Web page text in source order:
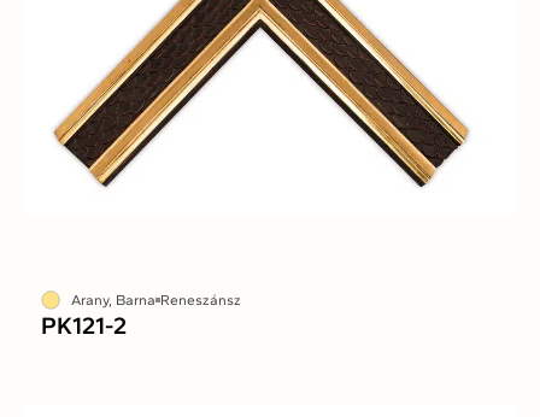
Arany, Barna Reneszánsz
PK121-2